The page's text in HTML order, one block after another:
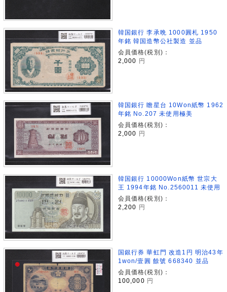
韓国銀行 李承晩 1000圓札 1950
年銘 韓国造幣公社製造 並品
会員価格(税別)：
2,000
円
韓国銀行 瞻星台 10Won紙幣 1962
年銘 No.207 未使用極美
会員価格(税別)：
2,000 円
韓国銀行 10000Won紙幣 世宗大
王 1994年銘 No.2560011 未使用
会員価格(税別)：
2,200 円
国銀行券 華虹門 改造1円 明治43年
1won/壹圓 餘號 668340 並品
会員価格(税別)：
100,000 円